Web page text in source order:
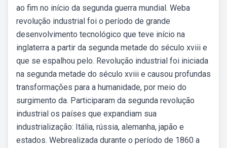
ao fim no início da segunda guerra mundial. Weba
revolução industrial foi o período de grande
desenvolvimento tecnológico que teve início na
inglaterra a partir da segunda metade do século xviii e
que se espalhou pelo. Revolução industrial foi iniciada
na segunda metade do século xviii e causou profundas
transformações para a humanidade, por meio do
surgimento da. Participaram da segunda revolução
industrial os países que expandiam sua
industrialização: Itália, rússia, alemanha, japão e
estados. Webrealizada durante o período de 1860 a